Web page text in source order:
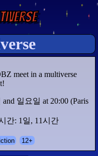
meet in a multiverse
일요일 at 20:00 (Paris
간: 1일, 11시간
12+